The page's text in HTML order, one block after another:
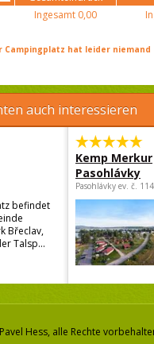
Ingesamt 0,00
Campingplatz hat leider
auch interessieren
befindet
Břeclav,
Talsp...
Kemp Merkur
Pasohlávky
Pasohlávky ev. č.
Hess, alle Rechte